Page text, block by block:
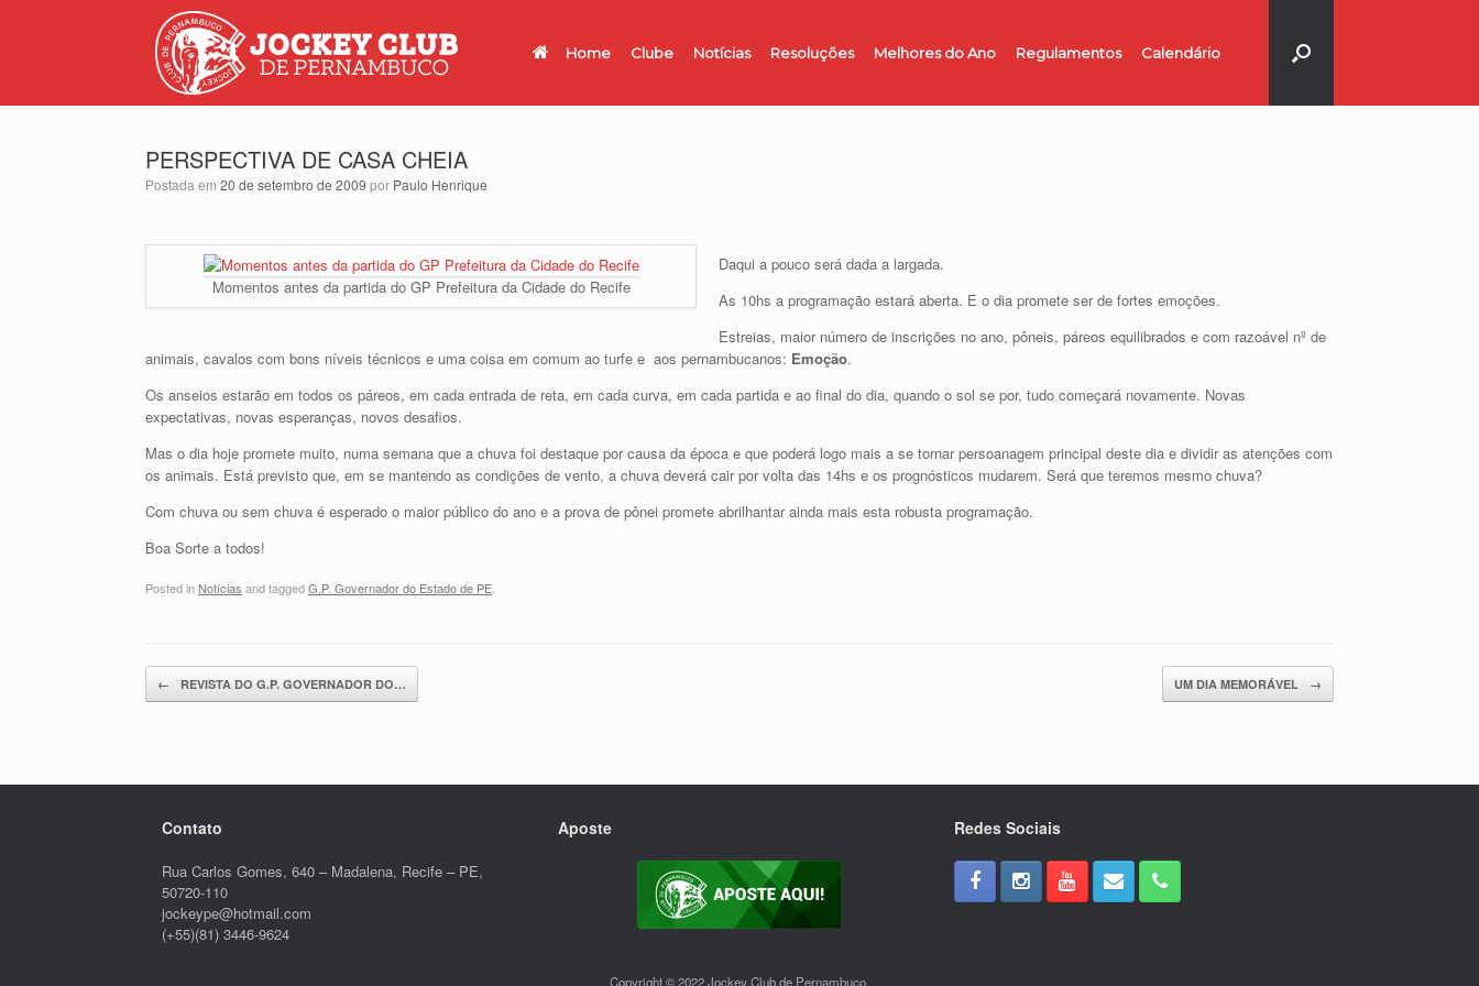
Home Clube Notícias Resoluções Melhores do Ano Regulamentos Calendário
PERSPECTIVA DE CASA CHEIA
Postada em 20 de setembro de 2009 por Paulo Henrique
Momentos antes da partida do GP Prefeitura da Cidade do Recife
Daqui a pouco será dada a largada.
As 10hs a programação estará aberta. E o dia promete ser de fortes emoções.
Estreias, maior número de inscrições no ano, pôneis, páreos equilibrados e com razoável nº de
animais, cavalos com bons níveis técnicos e uma coisa em comum ao turfe e aos pernambucanos: Emoção.
Os anseios estarão em todos os páreos, em cada entrada de reta, em cada curva, em cada partida e ao final do dia, quando o sol se por, tudo começará novamente. Novas
expectativas, novas esperanças, novos desafios.
Mas o dia hoje promete muito, numa semana que a chuva foi destaque por causa da época e que poderá logo mais a se tornar persoanagem principal deste dia e dividir as atenções com
os animais. Está previsto que, em se mantendo as condições de vento, a chuva deverá cair por volta das 14hs e os prognósticos mudarem. Será que teremos mesmo chuva?
Com chuva ou sem chuva é esperado o maior público do ano e a prova de pônei promete abrilhantar ainda mais esta robusta programação.
Boa Sorte a todos!
Posted in Notícias and taggedG.P. Governador do Estado de PE
Post navigation
← REVISTA DO G.P. GOVERNADOR DO… UM DIA MEMORÁVEL →
Contato
Rua Carlos Gomes, 640 – Madalena, Recife – PE,
50720-110
jockeype@hotmail.com
(+55)(81) 3446-9624
Aposte Redes Sociais
Copyright © 2022 Jockey Club de Pernambuco.